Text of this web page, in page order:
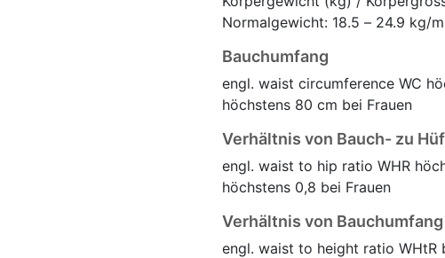
Normalgewicht: 18.5 – 24.9 kg/
Bauchumfang
engl. waist circumference WC
höchstens 80 cm bei Frauen
Verhältnis von Bauch- zu
engl. waist to hip ratio WHR
höchstens 0,8 bei Frauen
Verhältnis von
engl. waist to height ratio WHtR